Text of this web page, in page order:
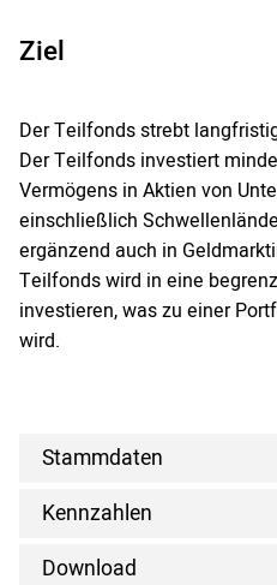
Ziel
Der Teilfonds strebt
Der Teilfonds investiert
Vermögens in Aktien von
einschließlich
ergänzend auch in
Teilfonds wird in eine
investieren, was zu einer
wird.
Stammdaten
Kennzahlen
Download